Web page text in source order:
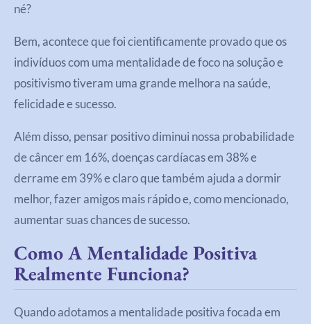
né?
Bem, acontece que foi cientificamente provado que os
indivíduos com uma mentalidade de foco na solução e
positivismo tiveram uma grande melhora na saúde,
felicidade e sucesso.
Além disso, pensar positivo diminui nossa probabilidade
de câncer em 16%, doenças cardíacas em 38% e
derrame em 39% e claro que também ajuda a dormir
melhor, fazer amigos mais rápido e, como mencionado,
aumentar suas chances de sucesso.
Como A Mentalidade Positiva
Realmente Funciona?
Quando adotamos a mentalidade positiva focada em